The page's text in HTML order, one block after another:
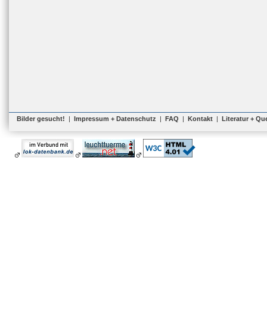
Bilder gesucht! | Impressum + Datenschutz | FAQ | Kontakt | Literatur +